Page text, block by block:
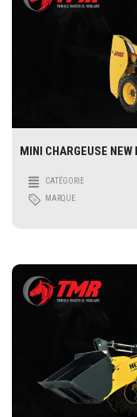
MINI CHARGEUSE
CATÉGORIE
MARQUE